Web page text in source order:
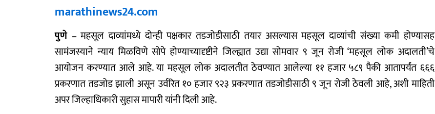
marathinews24.com
पुणे – महसूल दाव्यांमध्ये दोन्ही पक्षकार तडजोडीसाठी तयार असल्यास महसूल दाव्यांची संख्या कमी होण्यासह
सामंजस्याने न्याय मिळविणे सोपे होण्याच्यादृष्टीने जिल्ह्यात उद्या सोमवार ९ जून रोजी ‘महसूल लोक अदालती’चे
आयोजन करण्यात आले आहे. या महसूल लोक अदालतीत ठेवण्यात आलेल्या ११ हजार ५८९ पैकी आतापर्यंत ६६६
प्रकरणात तडजोड झाली असून उर्वरित १० हजार ९२३ प्रकरणात तडजोडीसाठी ९ जून रोजी ठेवली आहे, अशी माहिती
अपर जिल्हाधिकारी सुहास मापारी यांनी दिली आहे.